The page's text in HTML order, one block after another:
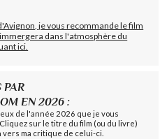
je vous recommande le film
dans l'atmosphère du
ici.
PAR
EN 2026 :
de l'année 2026 que je vous
sur le titre du film (ou du livre)
ma critique de celui-ci.